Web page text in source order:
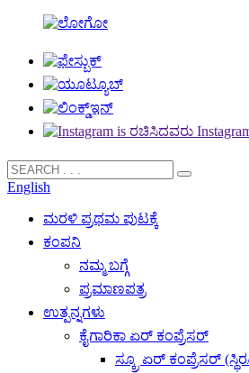
English
ಮರಳಿ ಪ್ರಥಮ ಪುಟಕ್ಕೆ
ಕಂಪನಿ
ನಮ್ಮ ಬಗ್ಗೆ
ಪ್ರಮಾಣಪತ್ರ
ಉತ್ಪನ್ನಗಳು
ಕೈಗಾರಿಕಾ ಏರ್ ಕಂಪ್ರೆಸರ್
ಸ್ಕ್ರೂ ಏರ್ ಕಂಪ್ರೆಸರ್